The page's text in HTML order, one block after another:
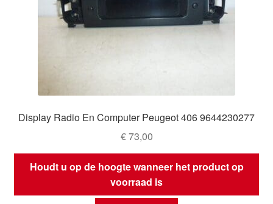
Display Radio En Computer Peugeot 406 9644230277
€73,00
Houdt u op de hoogte wanneer het product op
voorraad is